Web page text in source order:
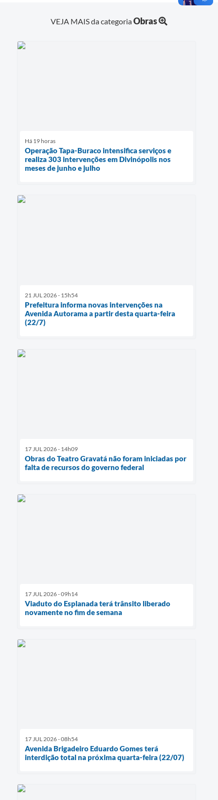
VEJA MAIS da categoriaObras
Há 19 horas
Operação Tapa-Buraco intensifica serviços e
realiza 303 intervenções em Divinópolis nos
meses de junho e julho
21 JUL 2026 - 15h54
Prefeitura informa novas intervenções na
Avenida Autorama a partir desta quarta-feira
(22/7)
17 JUL 2026 - 14h09
Obras do Teatro Gravatá não foram iniciadas por
falta de recursos do governo federal
17 JUL 2026 - 09h14
Viaduto do Esplanada terá trânsito liberado
novamente no fim de semana
17 JUL 2026 - 08h54
Avenida Brigadeiro Eduardo Gomes terá
interdição total na próxima quarta-feira (22/07)